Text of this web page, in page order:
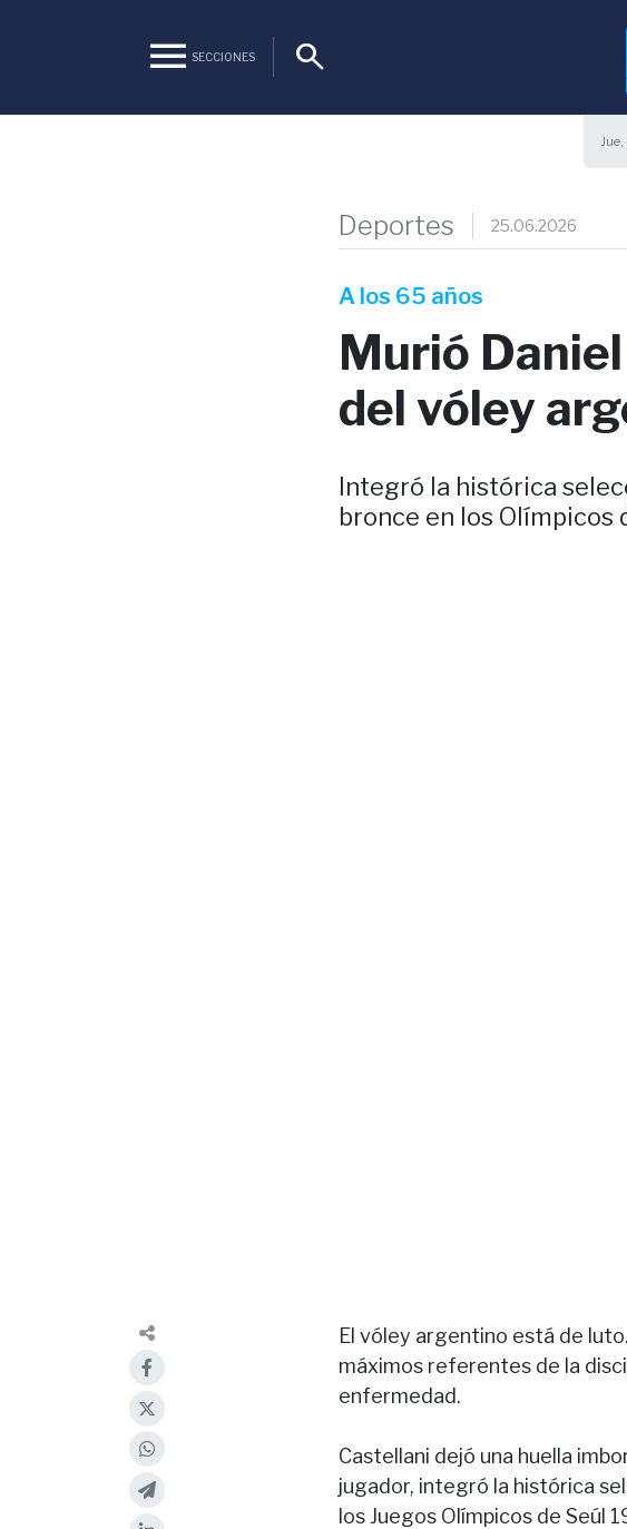
menu SECCIONES search
Deportes 25.06.2026
A los 65 años
Murió
del vóley
Integró la histórica
bronce en los Olímpicos
El vóley argentino está de luto.
máximos referentes de la
enfermedad.
Castellani dejó una huella
jugador, integró la histórica
los Juegos Olímpicos de Seúl